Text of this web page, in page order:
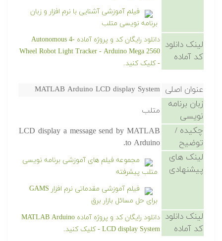
فیلم آموزشی آشنایی با نرم افزار و زبان
برنامه نویسی متلب
لینک دانلود
کد آماده
دانلود رایگان کد و پروژه آماده Autonomous 4-
Wheel Robot Light Tracker - Arduino Mega 2560
- کلیک کنید.
عنوان اصلی MATLAB Arduino LCD display System
زبان برنامه
نویسی
متلب
چکیده /
توضیح
LCD display a message send by MATLAB
to Arduino.
لینک های
پیشنهادی
مجموعه فیلم های آموزشی برنامه نویسی
متلب پیشرفته
فیلم آموزشی مقدماتی نرم افزار GAMS
برای حل مسائل بازار برق
لینک دانلود
کد آماده
دانلود رایگان کد و پروژه آماده MATLAB Arduino
LCD display System - کلیک کنید.